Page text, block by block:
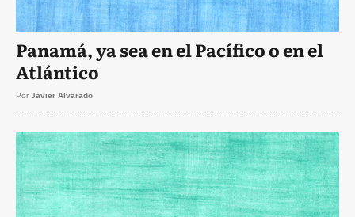
Panamá, ya sea en el Pacífico o en el
Atlántico
Por Javier Alvarado